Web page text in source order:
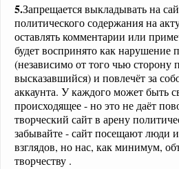
5.Запрещается выкладывать на
политического содержания на
оставлять комментарии или
будет воспринято как нарушение
(независимо от того чью сторону
высказавшийся) и повлечёт за
аккаунта. У каждого может быть
происходящее - но это не даёт
творческий сайт в арену
забывайте - сайт посещают люди
взглядов, но нас, как минимум,
творчеству .